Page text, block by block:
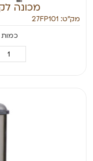
מכונה
מק״ט: 27FP101